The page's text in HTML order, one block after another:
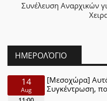
Συνέλευση Αναρχικών
ΗΜΕΡΟΛΌΓΙΟ
14
Aug
[Μεσοχώρα]
Συγκέντρωση,